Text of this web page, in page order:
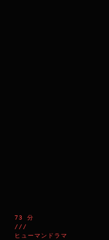
73 分
///
ヒューマンドラマ